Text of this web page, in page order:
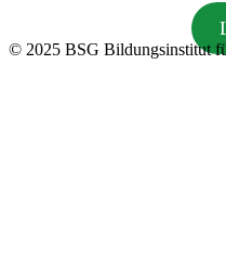
© 2025 BSG Bildungsinstitut